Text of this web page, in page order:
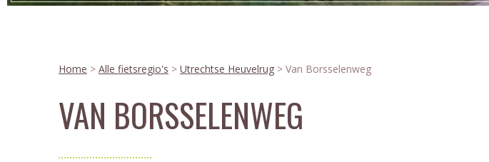
Home > Alle fietsregio's > Utrechtse Heuvelrug > Van Borsselenweg
VAN BORSSELENWEG